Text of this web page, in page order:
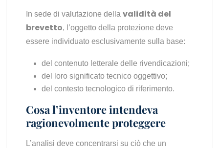
In sede di valutazione della validità del
brevetto, l’oggetto della protezione deve
essere individuato esclusivamente sulla base:
del contenuto letterale delle rivendicazioni;
del loro significato tecnico oggettivo;
del contesto tecnologico di riferimento.
Cosa l’inventore intendeva
ragionevolmente proteggere
L’analisi deve concentrarsi su ciò che un